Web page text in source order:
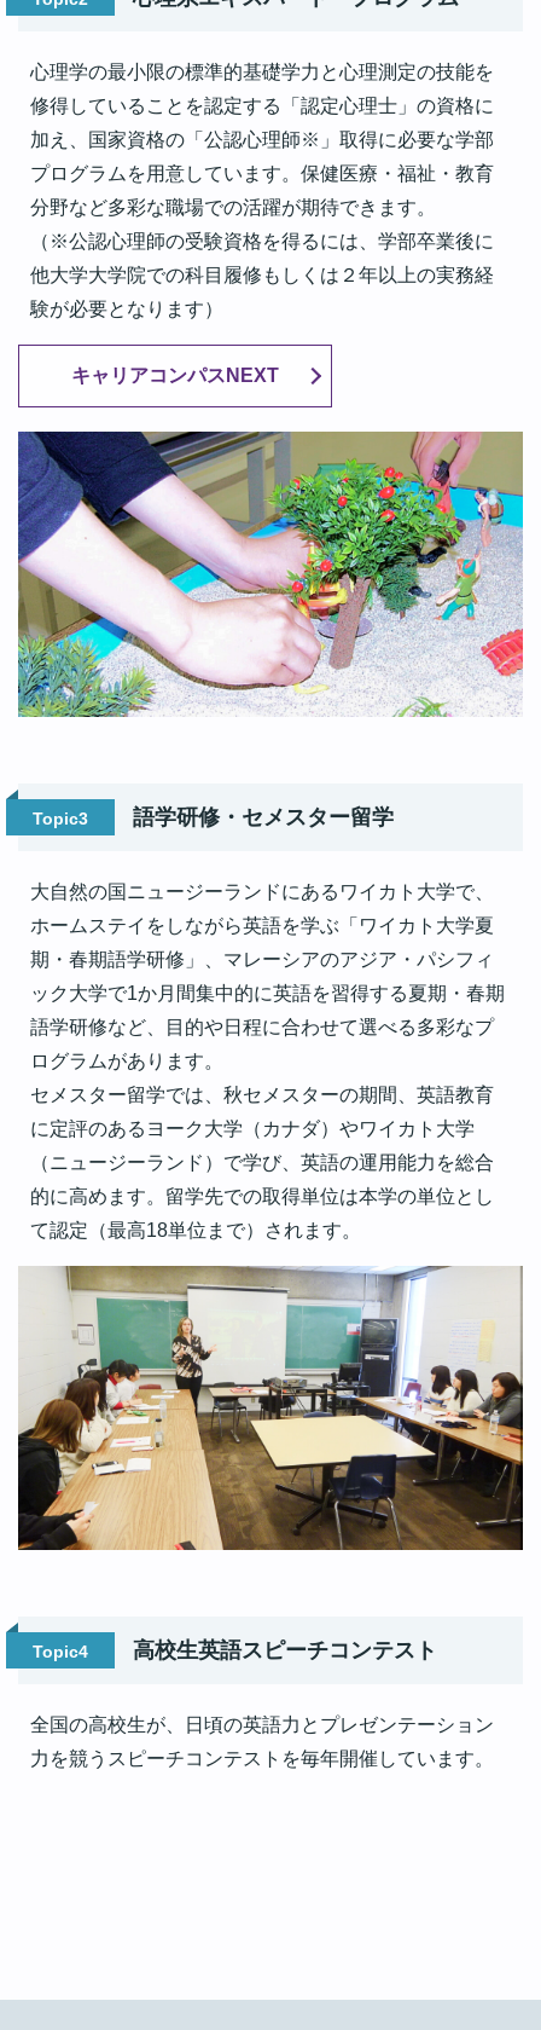
心理学の最小限の標準的基礎学力と心理測定の技能を
修得していることを認定する「認定心理士」の資格に
加え、国家資格の「公認心理師※」取得に必要な学部
プログラムを用意しています。保健医療・福祉・教育
分野など多彩な職場での活躍が期待できます。
（※公認心理師の受験資格を得るには、学部卒業後に
他大学大学院での科目履修もしくは２年以上の実務経
験が必要となります）
キャリアコンパスNEXT
Topic3 語学研修・セメスター留学
大自然の国ニュージーランドにあるワイカト大学で、
ホームステイをしながら英語を学ぶ「ワイカト大学夏
期・春期語学研修」、マレーシアのアジア・パシフィ
ック大学で1か月間集中的に英語を習得する夏期・春期
語学研修など、目的や日程に合わせて選べる多彩なプ
ログラムがあります。
セメスター留学では、秋セメスターの期間、英語教育
に定評のあるヨーク大学（カナダ）やワイカト大学
（ニュージーランド）で学び、英語の運用能力を総合
的に高めます。留学先での取得単位は本学の単位とし
て認定（最高18単位まで）されます。
Topic4 高校生英語スピーチコンテスト
全国の高校生が、日頃の英語力とプレゼンテーション
力を競うスピーチコンテストを毎年開催しています。